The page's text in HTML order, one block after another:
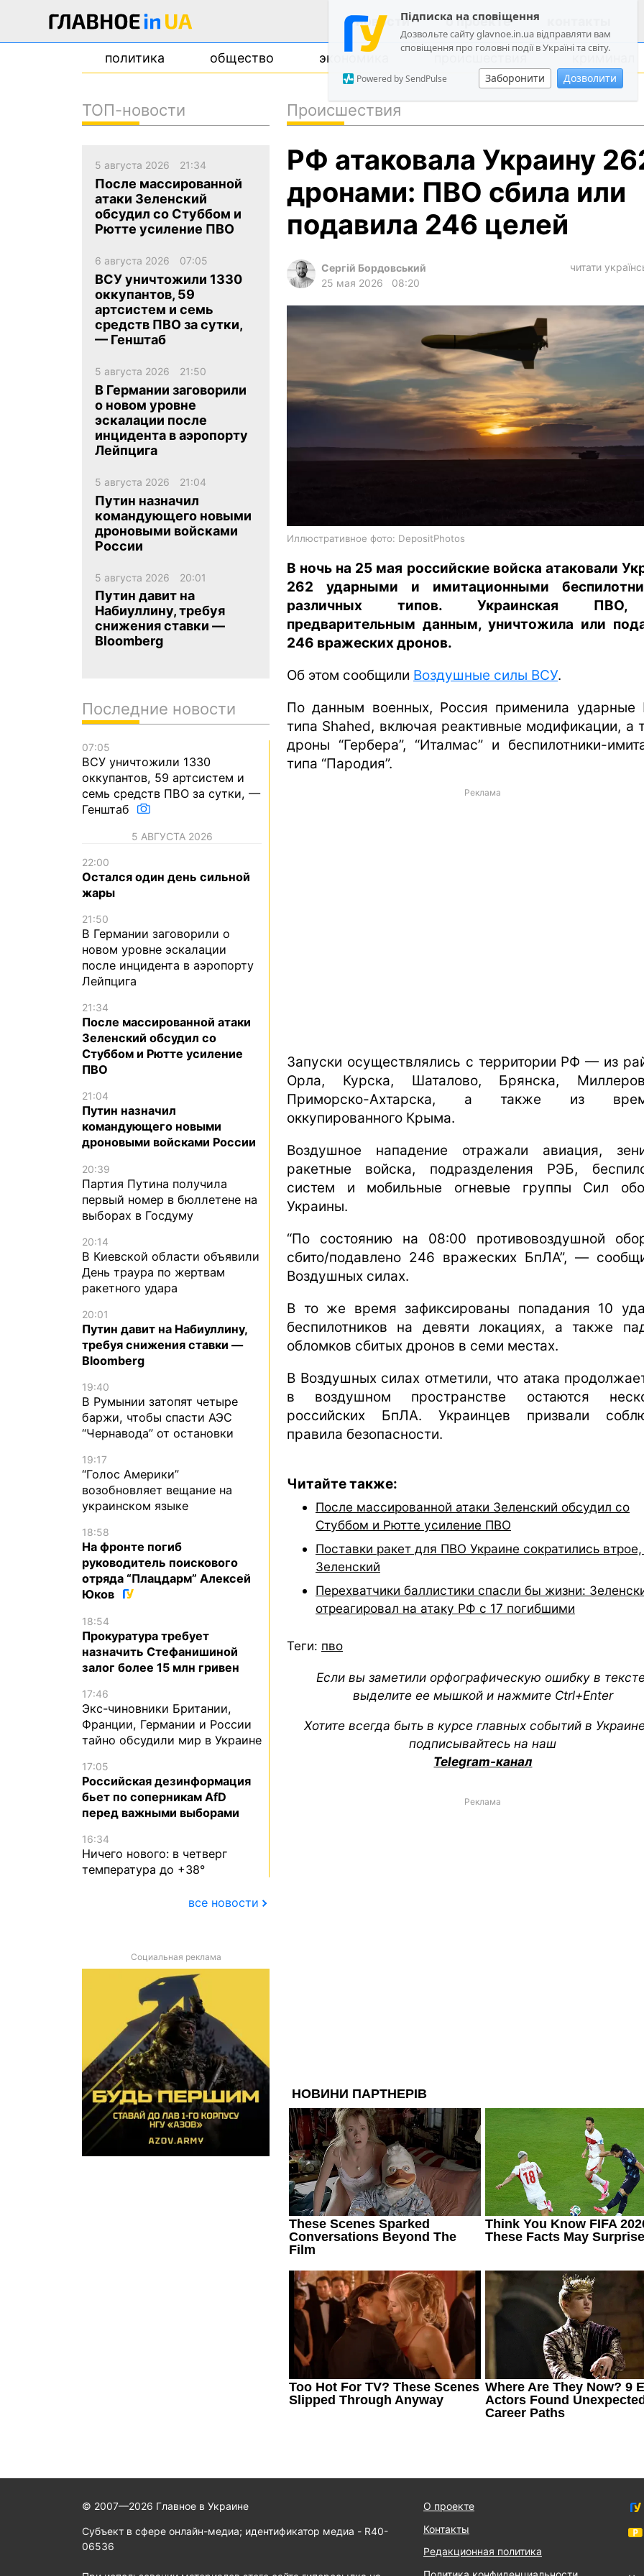
Підписка на сповіщення
Дозвольте сайту glavnoe.in.ua відправляти вам
сповіщення про головні події в Україні та світу.
Заборонити Дозволити
Powered by SendPulse
новости о проекте
политика общество экономика происшествия криминал
политика
общество
экономика
происшествия
криминал
лонгриды
харьков
архив
gambling
en
Происшествия
РФ атаковала Украину
дронами: ПВО сбила или
подавила 246 целей
Сергій Бордовський
25 мая 2026
08:20
читати
Иллюстративное фото: DepositPhotos
В ночь на 25 мая российские войска атаковали
262 ударными и имитационными
различных типов. Украинская
предварительным данным, уничтожила или
246 вражеских дронов.
Об этом сообщили Воздушные силы ВСУ.
По данным военных, Россия применила ударные
типа Shahed, включая реактивные модификации, а
дроны “Гербера”, “Италмас” и беспилотники-
типа “Пародия”.
Реклама
Запуски осуществлялись с территории РФ — из
Орла, Курска, Шаталово, Брянска,
Приморско-Ахтарска, а также из
оккупированного Крыма.
Воздушное нападение отражали авиация,
ракетные войска, подразделения РЭБ,
систем и мобильные огневые группы Сил
Украины.
“По состоянию на 08:00 противовоздушной
сбито/подавлено 246 вражеских БпЛА”, —
Воздушных силах.
В то же время зафиксированы попадания 10
беспилотников на девяти локациях, а также
обломков сбитых дронов в семи местах.
В Воздушных силах отметили, что атака
в воздушном пространстве остаются
российских БпЛА. Украинцев призвали
правила безопасности.
Читайте также:
После массированной атаки Зеленский обсудил со
Стуббом и Рютте усиление ПВО
Поставки ракет для ПВО Украине сократились
Зеленский
Перехватчики баллистики спасли бы жизни:
отреагировал на атаку РФ с 17 погибшими
Теги: пво
Если вы заметили орфографическую ошибку в
выделите ее мышкой и нажмите Ctrl+Enter
Хотите всегда быть в курсе главных событий в
подписывайтесь на наш
Telegram-канал
Реклама
ТОП-новости
5 августа 2026 21:34
После массированной
атаки Зеленский
обсудил со Стуббом и
Рютте усиление ПВО
6 августа 2026 07:05
ВСУ уничтожили 1330
оккупантов, 59
артсистем и семь
средств ПВО за сутки,
— Генштаб
5 августа 2026 21:50
В Германии заговорили
о новом уровне
эскалации после
инцидента в аэропорту
Лейпцига
5 августа 2026 21:04
Путин назначил
командующего новыми
дроновыми войсками
России
5 августа 2026 20:01
Путин давит на
Набиуллину, требуя
снижения ставки —
Bloomberg
Последние новости
07:05
ВСУ уничтожили 1330
оккупантов, 59 артсистем и
семь средств ПВО за сутки, —
Генштаб
5 АВГУСТА 2026
22:00
Остался один день сильной
жары
21:50
В Германии заговорили о
новом уровне эскалации
после инцидента в аэропорту
Лейпцига
21:34
После массированной атаки
Зеленский обсудил со
Стуббом и Рютте усиление
ПВО
21:04
Путин назначил
командующего новыми
дроновыми войсками России
20:39
Партия Путина получила
первый номер в бюллетене на
выборах в Госдуму
20:14
В Киевской области объявили
День траура по жертвам
ракетного удара
20:01
Путин давит на Набиуллину,
требуя снижения ставки —
Bloomberg
19:40
В Румынии затопят четыре
баржи, чтобы спасти АЭС
“Чернавода” от остановки
19:17
“Голос Америки”
возобновляет вещание на
украинском языке
18:58
На фронте погиб
руководитель поискового
отряда “Плацдарм” Алексей
Юков
18:54
Прокуратура требует
назначить Стефанишиной
залог более 15 млн гривен
17:46
Экс-чиновники Британии,
Франции, Германии и России
тайно обсудили мир в Украине
17:05
Российская дезинформация
бьет по соперникам AfD
перед важными выборами
16:34
Ничего нового: в четверг
температура до +38°
все новости
Социальная реклама
© 2007—2026 Главное в Украине
Субъект в сфере онлайн-медиа; идентификатор медиа - R40-
06536
О проекте
Контакты
Редакционная политика